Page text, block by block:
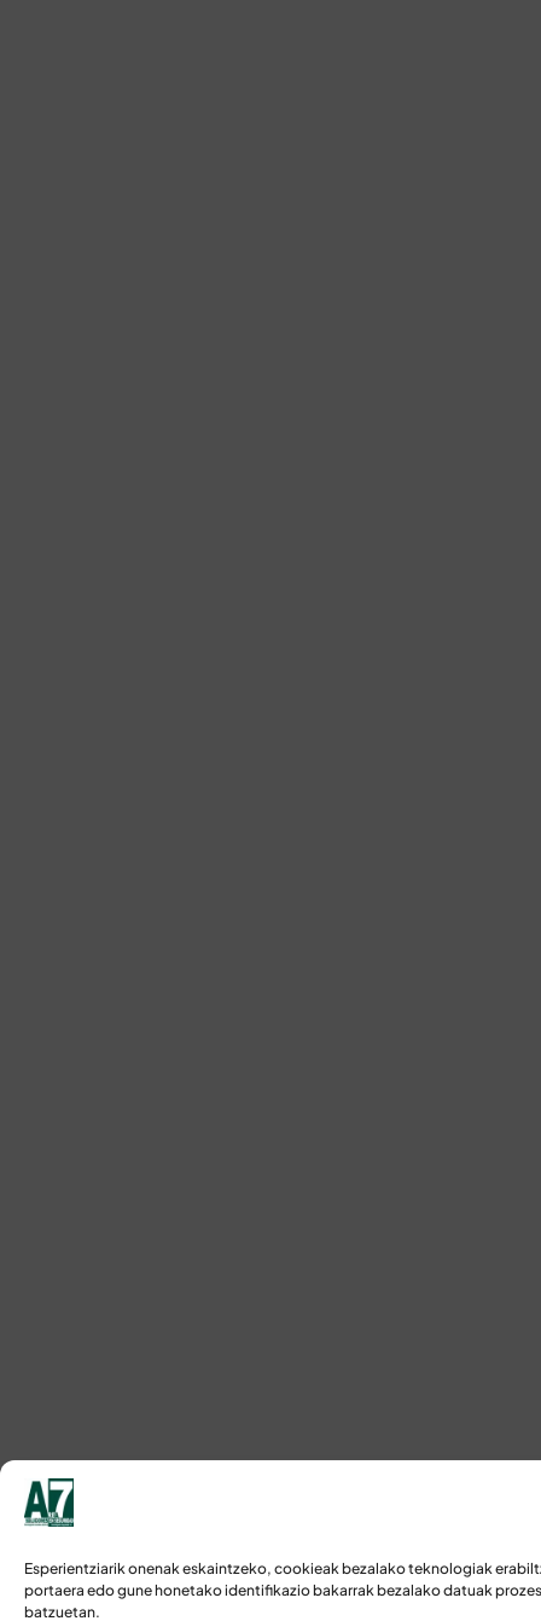
Esperientziarik onenak eskaintzeko, cookieak bezalako teknologiak
portaera edo gune honetako identifikazio bakarrak bezalako datuak
batzuetan.